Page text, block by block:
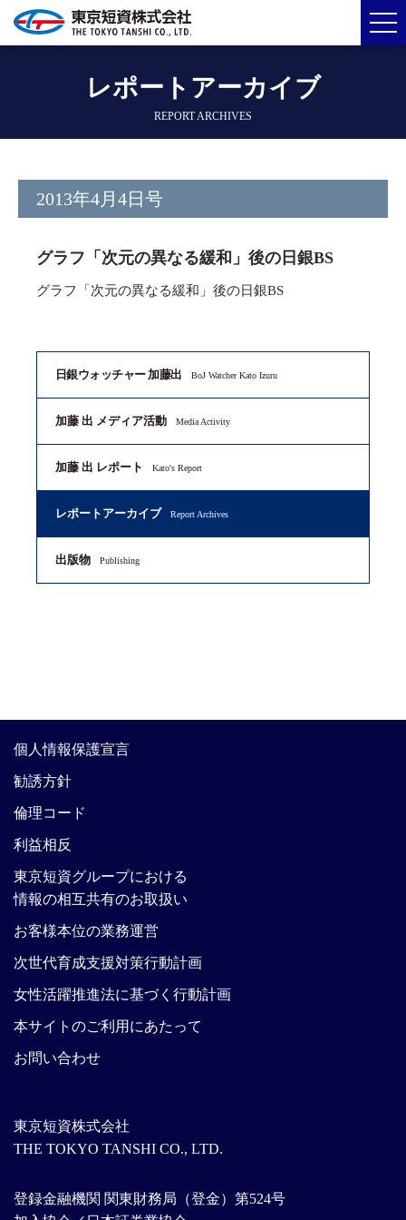
レポートアーカイブ
REPORT ARCHIVES
2013年4月4日号
グラフ「次元の異なる緩和」後の日銀BS
グラフ「次元の異なる緩和」後の日銀BS
日銀ウォッチャー 加藤出 BoJ Watcher Kato Izuru
加藤 出 メディア活動 Media Activity
加藤 出 レポート Kato's Report
レポートアーカイブ Report Archives
出版物 Publishing
東京短資株式会社
THE TOKYO TANSHI CO., LTD.
登録金融機関 関東財務局（登金）第524号
個人情報保護宣言
勧誘方針
倫理コード
利益相反
東京短資グループにおける
情報の相互共有のお取扱い
お客様本位の業務運営
次世代育成支援対策行動計画
女性活躍推進法に基づく行動計画
本サイトのご利用にあたって
お問い合わせ